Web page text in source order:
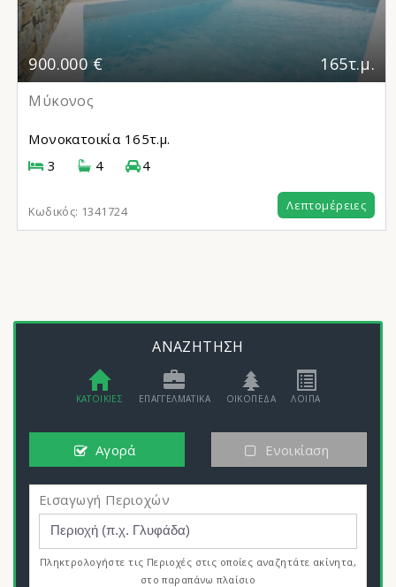
900.000 € 165τ.μ.
Μύκονος
Μονοκατοικία 165τ.μ.
3
4 4
Κωδικός: 1341724 Λεπτομέρειες
ΑΝΑΖΗΤΗΣΗ
ΚΑΤΟΙΚΙΕΣ ΕΠΑΓΓΕΛΜΑΤΙΚΑ ΟΙΚΟΠΕΔΑ ΛΟΙΠΑ
Αγορά Ενοικίαση
Εισαγωγή Περιοχών
Πληκτρολογήστε τις Περιοχές στις οποίες αναζητάτε ακίνητα,
στο παραπάνω πλαίσιο